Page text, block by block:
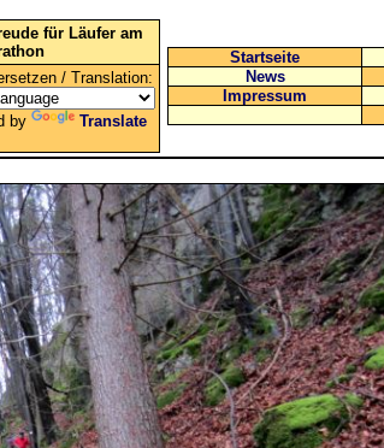
für Läufer am
/ Translation:
by Translate
Startseite
News
Impressum